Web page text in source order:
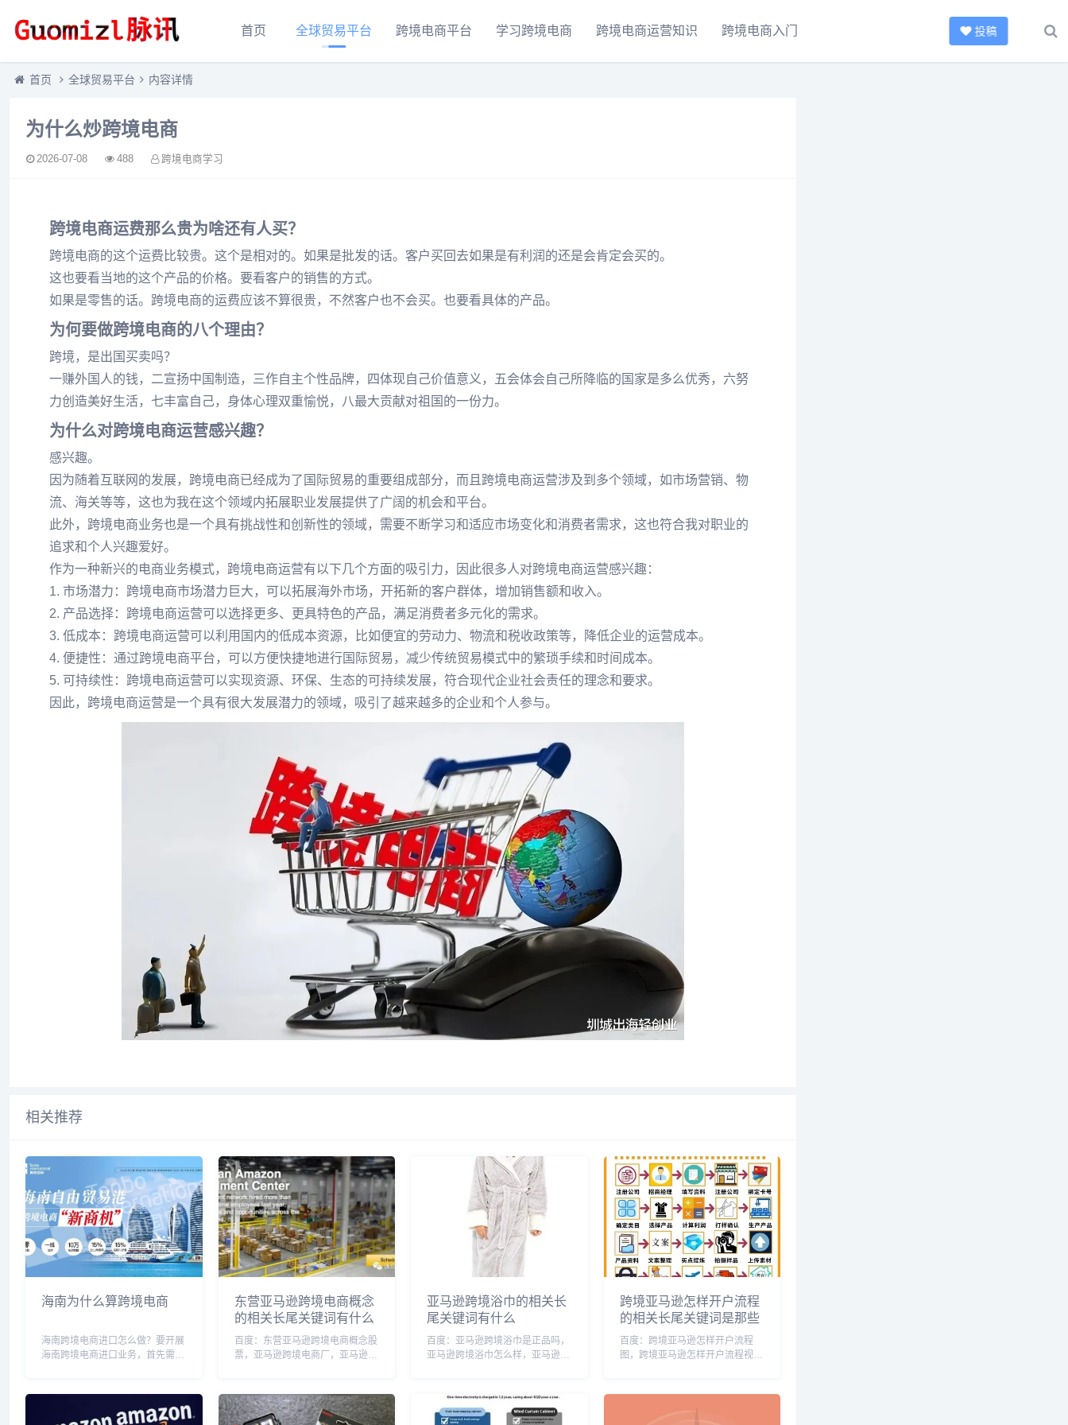
首页 全球贸易平台 跨境电商平台 学习跨境电商 跨境电商运营知识 跨境电商入门 投稿
首页 全球贸易平台 内容详情
为什么炒跨境电商
2026-07-08 488 跨境电商学习
跨境电商运费那么贵为啥还有人买？
跨境电商的这个运费比较贵。这个是相对的。如果是批发的话。客户买回去如果是有利润的还是会肯定会买的。
这也要看当地的这个产品的价格。要看客户的销售的方式。
如果是零售的话。跨境电商的运费应该不算很贵，不然客户也不会买。也要看具体的产品。
为何要做跨境电商的八个理由？
跨境，是出国买卖吗？
一赚外国人的钱，二宣扬中国制造，三作自主个性品牌，四体现自己价值意义，五会体会自己所降临的国家是多么优秀，六努
力创造美好生活，七丰富自己，身体心理双重愉悦，八最大贡献对祖国的一份力。
为什么对跨境电商运营感兴趣？
感兴趣。
因为随着互联网的发展，跨境电商已经成为了国际贸易的重要组成部分，而且跨境电商运营涉及到多个领域，如市场营销、物
流、海关等等，这也为我在这个领域内拓展职业发展提供了广阔的机会和平台。
此外，跨境电商业务也是一个具有挑战性和创新性的领域，需要不断学习和适应市场变化和消费者需求，这也符合我对职业的
追求和个人兴趣爱好。
作为一种新兴的电商业务模式，跨境电商运营有以下几个方面的吸引力，因此很多人对跨境电商运营感兴趣：
1. 市场潜力：跨境电商市场潜力巨大，可以拓展海外市场，开拓新的客户群体，增加销售额和收入。
2. 产品选择：跨境电商运营可以选择更多、更具特色的产品，满足消费者多元化的需求。
3. 低成本：跨境电商运营可以利用国内的低成本资源，比如便宜的劳动力、物流和税收政策等，降低企业的运营成本。
4. 便捷性：通过跨境电商平台，可以方便快捷地进行国际贸易，减少传统贸易模式中的繁琐手续和时间成本。
5. 可持续性：跨境电商运营可以实现资源、环保、生态的可持续发展，符合现代企业社会责任的理念和要求。
因此，跨境电商运营是一个具有很大发展潜力的领域，吸引了越来越多的企业和个人参与。
相关推荐
海南为什么算跨境电商
海南跨境电商进口怎么做？要开展
海南跨境电商进口业务，首先需要
品品类，建立海外供应商合作关
东营亚马逊跨境电商概念
的相关长尾关键词有什么
百度：东营亚马逊跨境电商概念股
票，亚马逊跨境电商厂，亚马逊跨
马逊跨境电商运营是做什么的，亚
马逊跨境电商公司，亚马逊跨境电
亚马逊跨境浴巾的相关长
尾关键词有什么
百度：亚马逊跨境浴巾是正品吗，
亚马逊跨境浴巾怎么样，亚马逊跨
欧美跨境泳衣，亚马逊ebey跨境
购，亚马逊跨境货源，亚马逊跨境
跨境亚马逊怎样开户流程
的相关长尾关键词是那些
百度：跨境亚马逊怎样开户流程
图，跨境亚马逊怎样开户流程视
马逊跨境电商卖家，跨境电商亚马